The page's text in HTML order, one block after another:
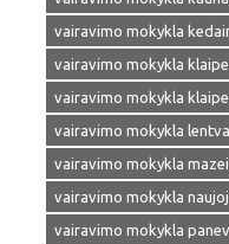
vairavimo mokykla
vairavimo mokykla
vairavimo mokykla
vairavimo mokykla
vairavimo mokykla
vairavimo mokykla
vairavimo mokykla